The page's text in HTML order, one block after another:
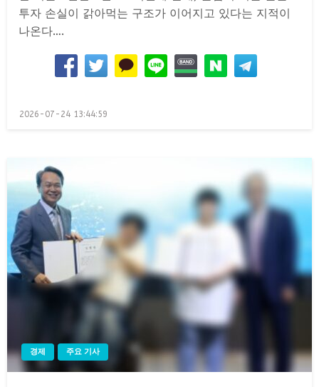
투자 손실이 갉아먹는 구조가 이어지고 있다는 지적이
나온다….
Posted
2026-07-24 13:44:59
경제 주요 기사